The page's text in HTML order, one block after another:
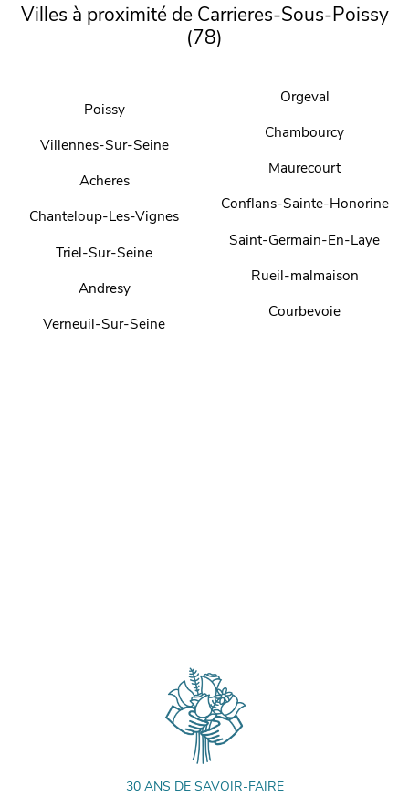
Villes à proximité de Carrieres-Sous-Poissy
(78)
Poissy
Villennes-Sur-Seine
Acheres
Chanteloup-Les-Vignes
Triel-Sur-Seine
Andresy
Verneuil-Sur-Seine
Orgeval
Chambourcy
Maurecourt
Conflans-Sainte-Honorine
Saint-Germain-En-Laye
Rueil-malmaison
Courbevoie
30 ANS DE SAVOIR-FAIRE